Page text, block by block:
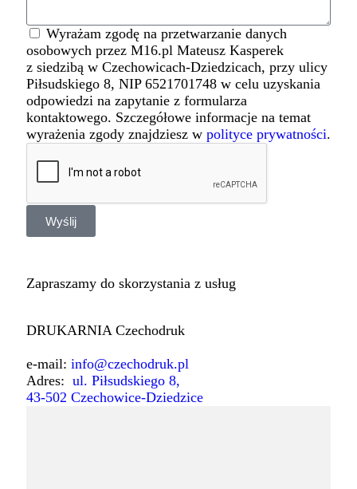
Wyrażam zgodę na przetwarzanie danych
osobowych przez M16.pl Mateusz Kasperek
z siedzibą w Czechowicach-Dziedzicach, przy ulicy
Piłsudskiego 8, NIP 6521701748 w celu uzyskania
odpowiedzi na zapytanie z formularza
kontaktowego. Szczegółowe informacje na temat
wyrażenia zgody znajdziesz w polityce prywatności.
Wyślij
Zapraszamy do skorzystania z usług
DRUKARNIA Czechodruk
e-mail: info@czechodruk.pl
Adres: ul. Piłsudskiego 8,
43-502 Czechowice-Dziedzice